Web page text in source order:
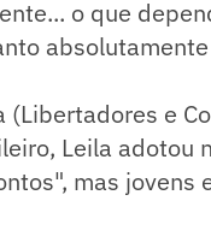
o que
e
Leila adotou
mas jovens